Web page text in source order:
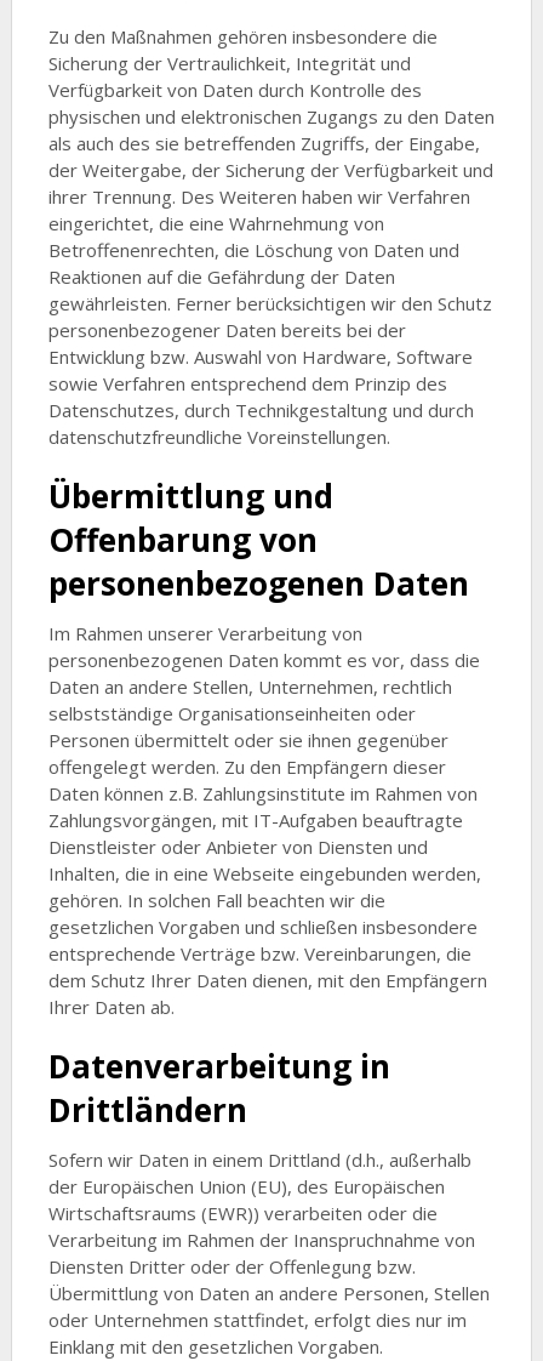
Zu den Maßnahmen gehören insbesondere die
Sicherung der Vertraulichkeit, Integrität und
Verfügbarkeit von Daten durch Kontrolle des
physischen und elektronischen Zugangs zu den Daten
als auch des sie betreffenden Zugriffs, der Eingabe,
der Weitergabe, der Sicherung der Verfügbarkeit und
ihrer Trennung. Des Weiteren haben wir Verfahren
eingerichtet, die eine Wahrnehmung von
Betroffenenrechten, die Löschung von Daten und
Reaktionen auf die Gefährdung der Daten
gewährleisten. Ferner berücksichtigen wir den Schutz
personenbezogener Daten bereits bei der
Entwicklung bzw. Auswahl von Hardware, Software
sowie Verfahren entsprechend dem Prinzip des
Datenschutzes, durch Technikgestaltung und durch
datenschutzfreundliche Voreinstellungen.
Übermittlung und
Offenbarung von
personenbezogenen Daten
Im Rahmen unserer Verarbeitung von
personenbezogenen Daten kommt es vor, dass die
Daten an andere Stellen, Unternehmen, rechtlich
selbstständige Organisationseinheiten oder
Personen übermittelt oder sie ihnen gegenüber
offengelegt werden. Zu den Empfängern dieser
Daten können z.B. Zahlungsinstitute im Rahmen von
Zahlungsvorgängen, mit IT-Aufgaben beauftragte
Dienstleister oder Anbieter von Diensten und
Inhalten, die in eine Webseite eingebunden werden,
gehören. In solchen Fall beachten wir die
gesetzlichen Vorgaben und schließen insbesondere
entsprechende Verträge bzw. Vereinbarungen, die
dem Schutz Ihrer Daten dienen, mit den Empfängern
Ihrer Daten ab.
Datenverarbeitung in
Drittländern
Sofern wir Daten in einem Drittland (d.h., außerhalb
der Europäischen Union (EU), des Europäischen
Wirtschaftsraums (EWR)) verarbeiten oder die
Verarbeitung im Rahmen der Inanspruchnahme von
Diensten Dritter oder der Offenlegung bzw.
Übermittlung von Daten an andere Personen, Stellen
oder Unternehmen stattfindet, erfolgt dies nur im
Einklang mit den gesetzlichen Vorgaben.